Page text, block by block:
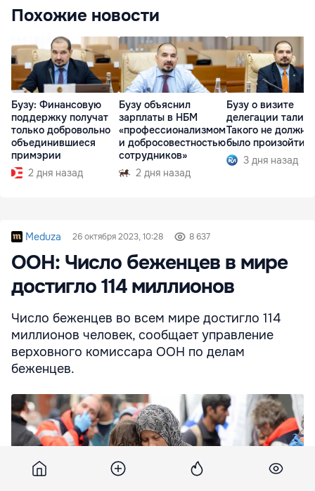
Похожие новости
Бузу: Финансовую
поддержку получат
только добровольно
объединившиеся
примэрии
2 дня назад
Бузу объяснил
зарплаты в НБМ
«профессионализмом
и добросовестностью
сотрудников»
2 дня назад
Бузу о визите
делегации
Такого не должно
было произойти
3 дня назад
Meduza 26 октября 2023, 10:28 8 637
ООН: Число беженцев в мире
достигло 114 миллионов
Число беженцев во всем мире достигло 114
миллионов человек, сообщает управление
верховного комиссара ООН по делам
беженцев.